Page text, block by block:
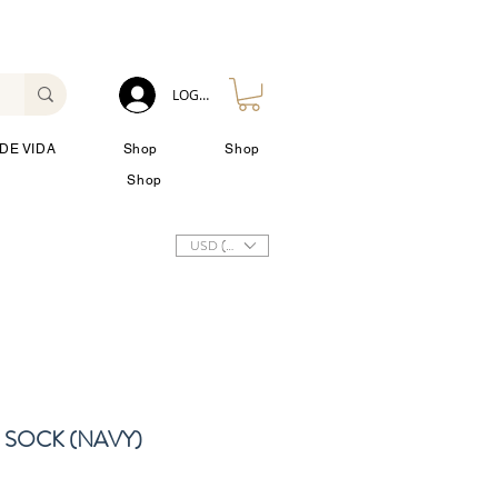
VIDA Shop
Shop
Shop
LOG IN
USD ($)
(NAVY)